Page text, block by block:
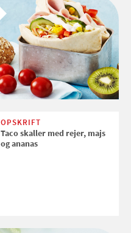
OPSKRIFT
Taco skaller med rejer, majs
og ananas